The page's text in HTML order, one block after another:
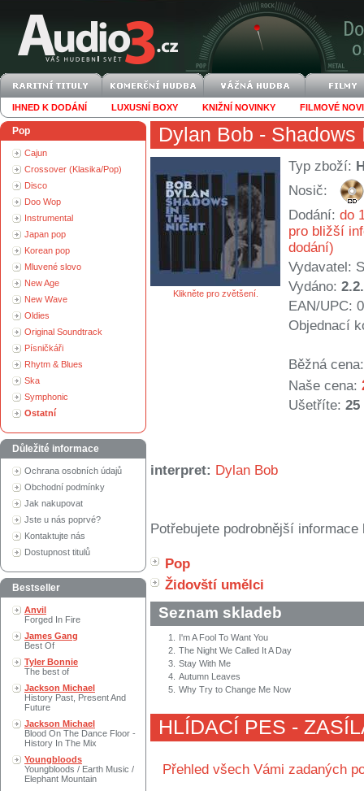
IHNED K DODÁNÍ LUXUSNÍ BOXY KNIŽNÍ NOVINKY FILMOVÉ
Pop
Cajun
Crossover (Klasika/Pop)
Disco
Doo Wop
Instrumental
Japan pop
Korean pop
Mluvené slovo
New Age
New Wave
Oldies
Original Soundtrack
Písničkáři
Rhytm & Blues
Ska
Symphonic
Ostatní
Důležité informace
Ochrana osobních údajů
Obchodní podmínky
Jak nakupovat
Jste u nás poprvé?
Kontaktujte nás
Dostupnost titulů
Bestseller
Anvil
Forged In Fire
James Gang
Best Of
Tyler Bonnie
The best of
Jackson Michael
History Past, Present And
Future
Jackson Michael
Blood On The Dance Floor -
History In The Mix
Youngbloods
Youngbloods / Earth Music /
Elephant Mountain
Dylan Bob - Shadows
Klikněte pro zvětšení.
Typ zboží:
Nosič:
Dodání: do
pro bližší
dodání)
Vydavatel:
Vydáno:
EAN/UPC:
Objednací
Běžná cena:
Naše cena:
Ušetříte: 25
interpret: Dylan Bob
Potřebujete podrobnější
Pop
Židovští umělci
Seznam skladeb
1.
I'm A Fool To Want You
2. The Night We Called It A Day
3. Stay With Me
4. Autumn Leaves
5. Why Try to Change Me Now
HLÍDACÍ PES -
Přehled všech Vámi zadaných